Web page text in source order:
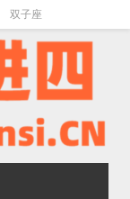
双子座